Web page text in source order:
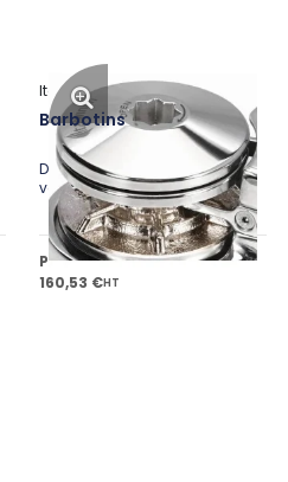
Barbotins
Italwinch
Disponible en plusieurs
variantes
Prix public à partir de
160,53 €HT